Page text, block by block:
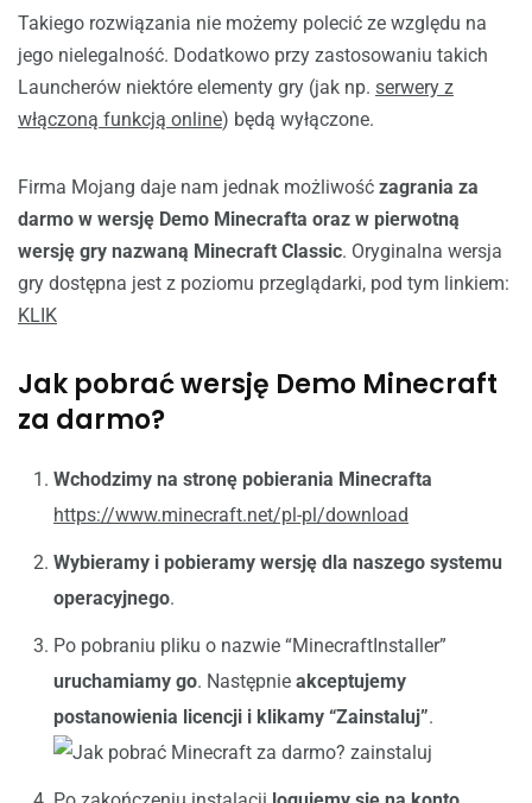
Takiego rozwiązania nie możemy polecić ze względu na
jego nielegalność. Dodatkowo przy zastosowaniu takich
Launcherów niektóre elementy gry (jak np. serwery z
włączoną funkcją online) będą wyłączone.
Firma Mojang daje nam jednak możliwość zagrania za
darmo w wersję Demo Minecrafta oraz w pierwotną
wersję gry nazwaną Minecraft Classic. Oryginalna wersja
gry dostępna jest z poziomu przeglądarki, pod tym linkiem:
KLIK
Jak pobrać wersję Demo Minecraft
za darmo?
Wchodzimy na stronę pobierania Minecrafta
https://www.minecraft.net/pl-pl/download
Wybieramy i pobieramy wersję dla naszego systemu
operacyjnego.
Po pobraniu pliku o nazwie “MinecraftInstaller”
uruchamiamy go. Następnie akceptujemy
postanowienia licencji i klikamy “Zainstaluj”.